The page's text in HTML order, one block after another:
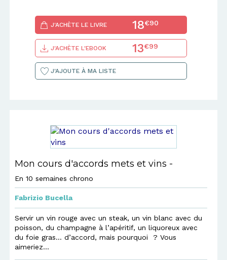
J'ACHÈTE LE LIVRE 18€90
J'ACHÈTE L'EBOOK 13€99
J'AJOUTE À MA LISTE
Mon cours d'accords mets et vins -
En 10 semaines chrono
Fabrizio Bucella
Servir un vin rouge avec un steak, un vin blanc avec du
poisson, du champagne à l’apéritif, un liquoreux avec
du foie gras… d’accord, mais pourquoi ? Vous
aimeriez...